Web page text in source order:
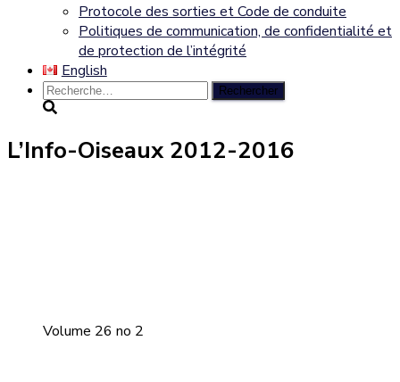
Protocole des sorties et Code de conduite
Politiques de communication, de confidentialité et
de protection de l’intégrité
English
Rechercher :
L’Info-Oiseaux 2012-2016
Volume 26 no 2